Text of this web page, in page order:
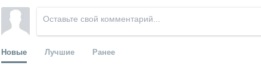
Новые Лучшие Ранее